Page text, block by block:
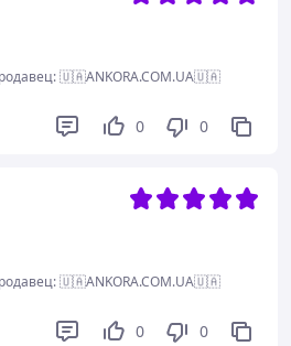
🇺🇦ANKORA.COM.UA🇺🇦
0 0
🇺🇦ANKORA.COM.UA🇺🇦
0 0